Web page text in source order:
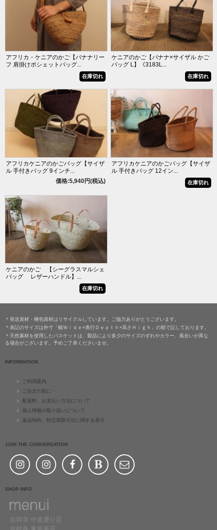
アフリカ・ケニアのかご【バナナリー
フ 肩掛けポシェットバッグ...
在庫切れ
ケニアのかご【バナナ×サイザル かご
バッグ L】《3183L...
在庫切れ
アフリカケニアのかごバッグ【サイザ
ル 手付きバッグ 9インチ...
価格:5,940円(税込)
アフリカケニアのかごバッグ【サイザ
ル 手付きバッグ 12イン...
在庫切れ
ケニアのかご 【シーグラスマルシェ
バッグ レザーハンドル】...
在庫切れ
＊発送資材・梱包資材はリサイクルしています。ご協力ありがとうございます。
＊表記のサイズは外寸「幅Ｗｉｄｅ×奥行Ｄｅｐｔｈ×高さＨｉｇｈ」の順で記しております。
＊天然素材を使用したバスケットは、製品により多少のサイズのずれやカラー、風合いが異な
る場合がございます。予めご了承くださいませ。
INFORMATION
ご利用案内
ご注文の前に･･･
配送料、お支払い方法について
個人情報の取り扱いについて
返品特約、特定商取引法に関する表示
JOIN THE CONVERSATION
SHOP INFO
吉祥寺 中道通り店
吉祥寺 東急裏店